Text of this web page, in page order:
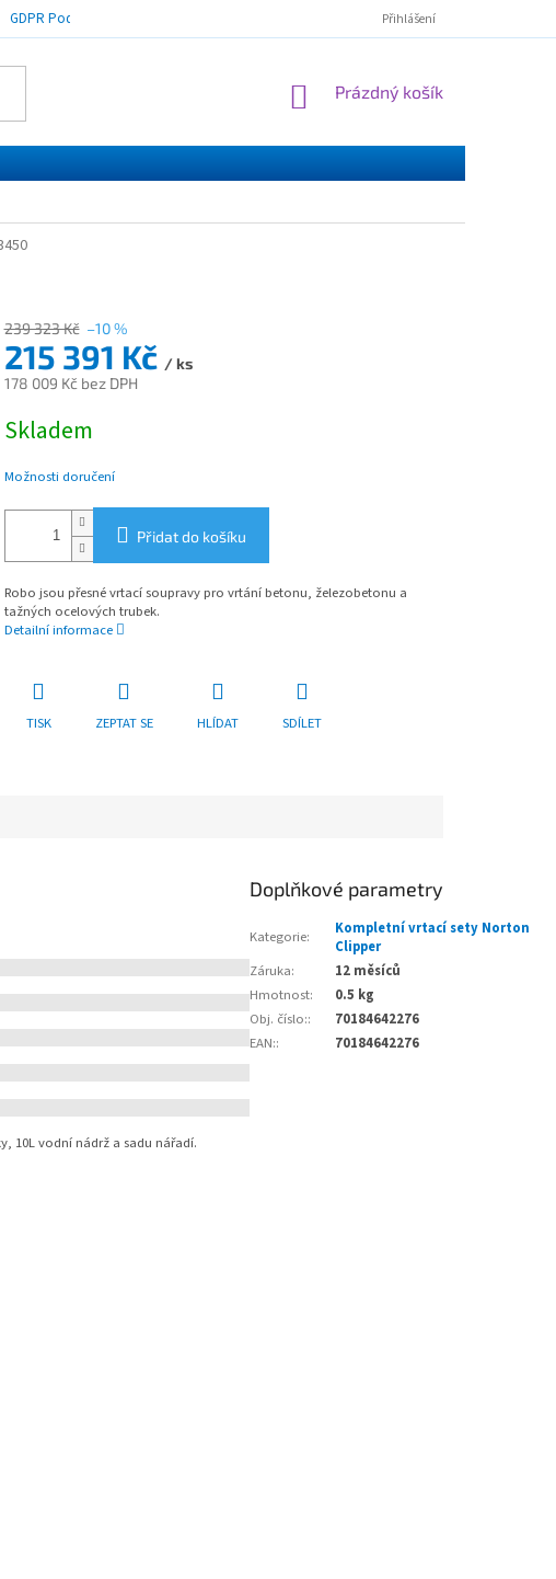
GDPR Podmínky ochrany osobních údajů ESSOX - nákup na splátky
Přihlášení
NÁKUPNÍ
Prázdný košík
239 323 Kč –10 %
215 391 Kč / ks
178 009 Kč bez DPH
cena:
Skladem
Možnosti doručení
Přidat do košíku
Robo jsou přesné vrtací soupravy pro vrtání betonu, železobetonu a
tažných ocelových trubek.
Detailní informace
TISK ZEPTAT SE HLÍDAT SDÍLET
10L vodní nádrž a sadu nářadí.
Doplňkové parametry
Kategorie:
Kompletní vrtací sety Norton
Clipper
Záruka:
12 měsíců
Hmotnost:
0.5 kg
Obj. číslo::
70184642276
EAN:: 70184642276